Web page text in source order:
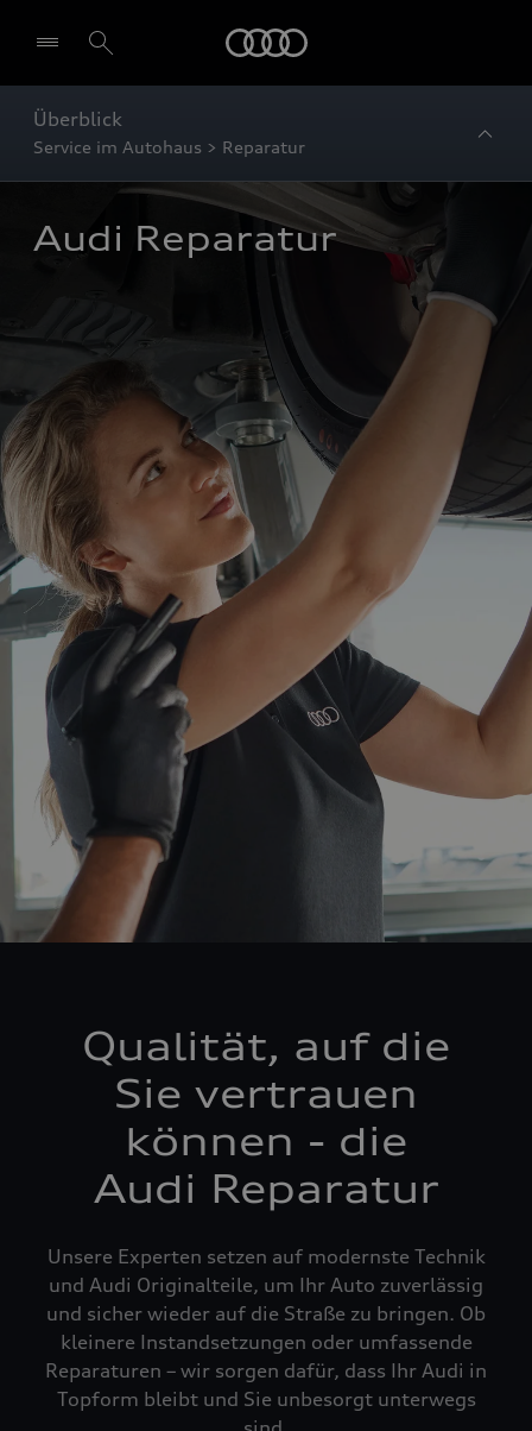
Überblick
Service im Autohaus > Reparatur
Audi Reparatur
Qualität, auf die
Sie vertrauen
können - die
Audi Reparatur
Unsere Experten setzen auf modernste Technik
und Audi Originalteile, um Ihr Auto zuverlässig
und sicher wieder auf die Straße zu bringen. Ob
kleinere Instandsetzungen oder umfassende
Reparaturen – wir sorgen dafür, dass Ihr Audi in
Topform bleibt und Sie unbesorgt unterwegs